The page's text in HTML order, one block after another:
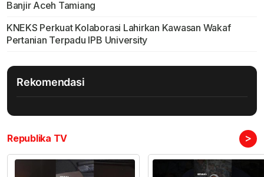
Banjir Aceh Tamiang
KNEKS Perkuat Kolaborasi Lahirkan Kawasan Wakaf
Pertanian Terpadu IPB University
Rekomendasi
Republika TV >